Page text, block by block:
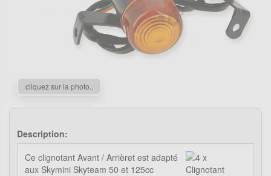
cliquez sur la photo..
Description:
Ce clignotant Avant / Arrièret est adapté
aux Skymini Skyteam 50 et 125cc